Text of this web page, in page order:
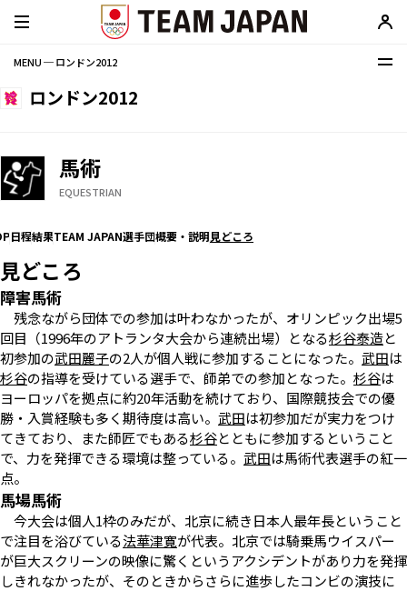
MENU ─ ロンドン2012
ロンドン2012
馬術
EQUESTRIAN
日程結果TEAM JAPAN選手団概要・説明見どころ
見どころ
障害馬術
残念ながら団体での参加は叶わなかったが、オリンピック出場5
回目（1996年のアトランタ大会から連続出場）となる杉谷泰造と
初参加の武田麗子の2人が個人戦に参加することになった。 武田は
杉谷の指導を受けている選手で、師弟での参加となった。 杉谷は
ヨーロッパを拠点に約20年活動を続けており、国際競技会での優
勝・入賞経験も多く期待度は高い。 武田は初参加だが実力をつけ
てきており、また師匠でもある杉谷とともに参加するということ
で、力を発揮できる環境は整っている。 武田は馬術代表選手の紅一
点。
馬場馬術
今大会は個人1枠のみだが、北京に続き日本人最年長ということ
で注目を浴びている法華津寛が代表。北京では騎乗馬ウイスパー
が巨大スクリーンの映像に驚くというアクシデントがあり力を発揮
しきれなかったが、そのときからさらに進歩したコンビの演技に